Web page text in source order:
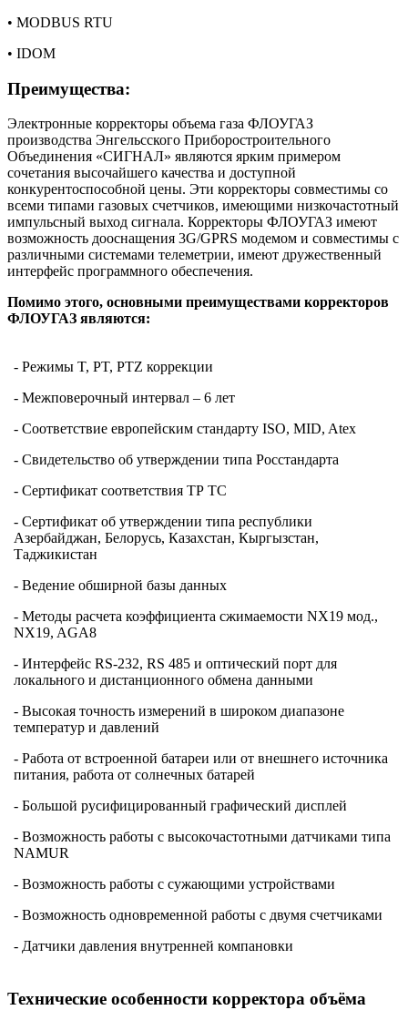
• MODBUS RTU
• IDOM
Преимущества:
Электронные корректоры объема газа ФЛОУГАЗ
производства Энгельсского Приборостроительного
Объединения «СИГНАЛ» являются ярким примером
сочетания высочайшего качества и доступной
конкурентоспособной цены. Эти корректоры совместимы со
всеми типами газовых счетчиков, имеющими низкочастотный
импульсный выход сигнала. Корректоры ФЛОУГАЗ имеют
возможность дооснащения 3G/GPRS модемом и совместимы с
различными системами телеметрии, имеют дружественный
интерфейс программного обеспечения.
Помимо этого, основными преимуществами корректоров
ФЛОУГАЗ являются:
- Режимы T, PT, PTZ коррекции
- Межповерочный интервал – 6 лет
- Соответствие европейским стандарту ISO, MID, Atex
- Свидетельство об утверждении типа Росстандарта
- Сертификат соответствия ТР ТС
- Сертификат об утверждении типа республики
Азербайджан, Белорусь, Казахстан, Кыргызстан,
Таджикистан
- Ведение обширной базы данных
- Методы расчета коэффициента сжимаемости NX19 мод.,
NX19, AGA8
- Интерфейс RS-232, RS 485 и оптический порт для
локального и дистанционного обмена данными
- Высокая точность измерений в широком диапазоне
температур и давлений
- Работа от встроенной батареи или от внешнего источника
питания, работа от солнечных батарей
- Большой русифицированный графический дисплей
- Возможность работы с высокочастотными датчиками типа
NAMUR
- Возможность работы с сужающими устройствами
- Возможность одновременной работы с двумя счетчиками
- Датчики давления внутренней компановки
Технические особенности корректора объёма